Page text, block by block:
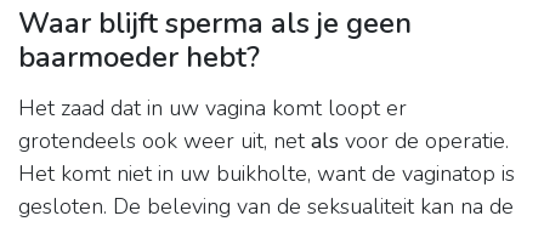
Waar blijft sperma als je geen
baarmoeder hebt?
Het zaad dat in uw vagina komt loopt er
grotendeels ook weer uit, netals voor de operatie.
Het komt niet in uw buikholte, want de vaginatop is
gesloten. De beleving van de seksualiteit kan na de